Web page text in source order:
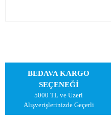
BEDAVA KARGO
SEÇENEĞİ
5000 TL ve Üzeri
Alışverişlerinizde Geçerli